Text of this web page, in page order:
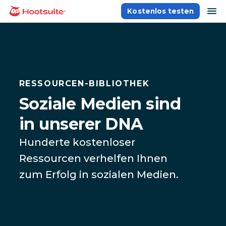
Direkt
zumHomepage
Kostenlos testen
RESSOURCEN-BIBLIOTHEK
Soziale Medien sind
in unserer DNA
Hunderte kostenloser
Ressourcen verhelfen Ihnen
zum Erfolg in sozialen Medien.